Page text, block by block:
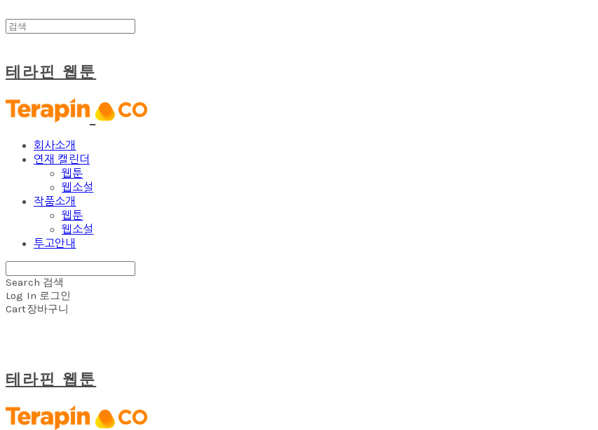
테라핀 웹툰
회사소개
연재 캘린더
웹툰
웹소설
작품소개
웹툰
웹소설
투고안내
Search 검색
Log In 로그인
Cart장바구니
테라핀 웹툰